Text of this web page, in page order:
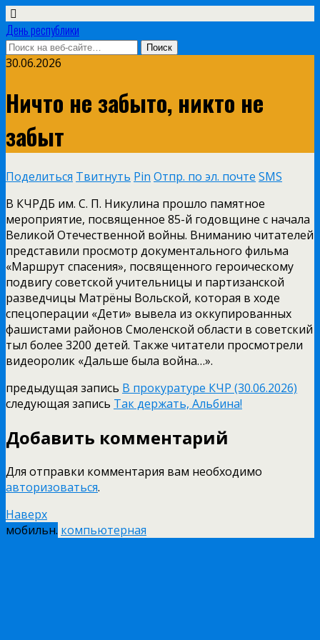
День республики
30.06.2026
Ничто не забыто, никто не
забыт
Поделиться Твитнуть Pin Отпр. по эл. почте SMS
В КЧРДБ им. С. П. Никулина прошло памятное
мероприятие, посвященное 85-й годовщине с начала
Великой Отечественной войны. Вниманию читателей
представили просмотр документального фильма
«Маршрут спасения», посвященного героическому
подвигу советской учительницы и партизанской
разведчицы Матрёны Вольской, которая в ходе
спецоперации «Дети» вывела из оккупированных
фашистами районов Смоленской области в советский
тыл более 3200 детей. Также читатели просмотрели
видеоролик «Дальше была война…».
предыдущая запись В прокуратуре КЧР (30.06.2026)
следующая запись Так держать, Альбина!
Добавить комментарий
Для отправки комментария вам необходимо
авторизоваться.
Наверх
мобильн. компьютерная